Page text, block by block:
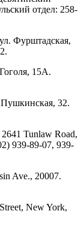
отдел: 258-
Фурштадская,
15А.
32.
Tunlaw Road,
939-89-07, 939-
Ave., 20007.
New York,